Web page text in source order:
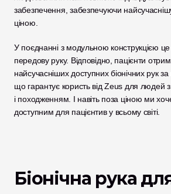
забезпечення, забезпечуючи
ціною.
У поєднанні з модульною конструкцією це
передову руку. Відповідно, пацієнти
найсучасніших доступних біонічних рук
що гарантує користь від Zeus для людей
і походженням. І навіть поза ціною ми
доступним для пацієнтив у всьому світі.
Біонічна рука